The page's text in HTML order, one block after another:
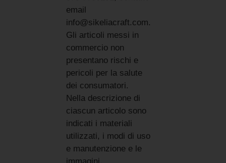
email
info@sikeliacraft.com.
Gli articoli messi in
commercio non
presentano rischi e
pericoli per la salute
dei consumatori.
Nella descrizione di
ciascun articolo sono
indicati i materiali
utilizzati, i modi di uso
e manutenzione e le